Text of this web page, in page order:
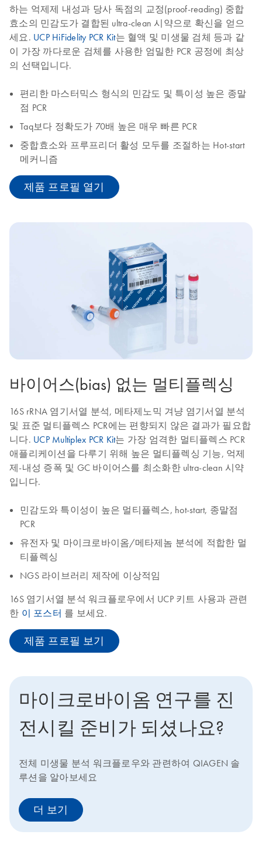
하는 억제제 내성과 당사 독점의 교정(proof-reading) 중합
효소의 민감도가 결합된 ultra-clean 시약으로 확신을 얻으
세요. UCP HiFidelity PCR Kit는 혈액 및 미생물 검체 등과 같
이 가장 까다로운 검체를 사용한 엄밀한 PCR 공정에 최상
의 선택입니다.
편리한 마스터믹스 형식의 민감도 및 특이성 높은 종말
점 PCR
Taq보다 정확도가 70배 높은 매우 빠른 PCR
중합효소와 프루프리더 활성 모두를 조절하는 Hot-start
메커니즘
제품 프로필 열기
바이어스(bias) 없는 멀티플렉싱
16S rRNA 염기서열 분석, 메타제노믹 겨냥 염기서열 분석
및 표준 멀티플렉스 PCR에는 편향되지 않은 결과가 필요합
니다. UCP Multiplex PCR Kit는 가장 엄격한 멀티플렉스 PCR
애플리케이션을 다루기 위해 높은 멀티플렉싱 기능, 억제
제-내성 증폭 및 GC 바이어스를 최소화한 ultra-clean 시약
입니다.
민감도와 특이성이 높은 멀티플렉스, hot-start, 종말점
PCR
유전자 및 마이크로바이옴/메타제놈 분석에 적합한 멀
티플렉싱
NGS 라이브러리 제작에 이상적임
16S 염기서열 분석 워크플로우에서 UCP 키트 사용과 관련
한 이 포스터 를 보세요.
제품 프로필 보기
마이크로바이옴 연구를 진
전시킬 준비가 되셨나요?
전체 미생물 분석 워크플로우와 관련하여 QIAGEN 솔
루션을 알아보세요
더 보기